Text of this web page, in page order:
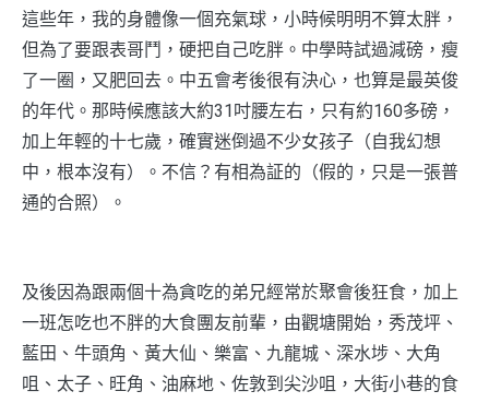
這些年，我的身體像一個充氣球，小時候明明不算太胖，
但為了要跟表哥鬥，硬把自己吃胖。中學時試過減磅，瘦
了一圈，又肥回去。中五會考後很有決心，也算是最英俊
的年代。那時候應該大約31吋腰左右，只有約160多磅，
加上年輕的十七歲，確實迷倒過不少女孩子（自我幻想
中，根本沒有）。不信？有相為証的（假的，只是一張普
通的合照）。
及後因為跟兩個十為貪吃的弟兄經常於聚會後狂食，加上
一班怎吃也不胖的大食團友前輩，由觀塘開始，秀茂坪、
藍田、牛頭角、黃大仙、樂富、九龍城、深水埗、大角
咀、太子、旺角、油麻地、佐敦到尖沙咀，大街小巷的食